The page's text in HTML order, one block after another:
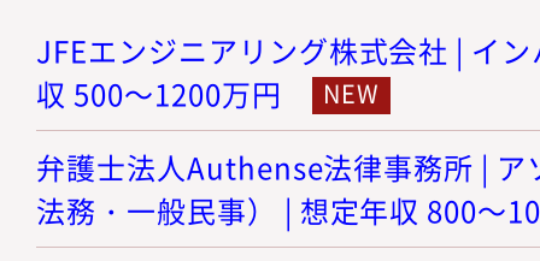
JFEエンジニアリング株式会社 | イ
収 500～1200万円
弁護士法人Authense法律事務所 | ア
法務・一般民事） | 想定年収 800～